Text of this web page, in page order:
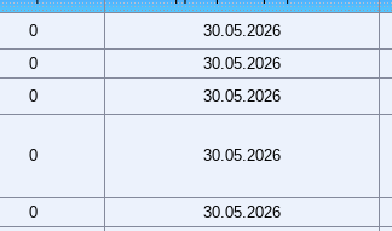
0 30.05.2026
0 30.05.2026
0 30.05.2026
0 30.05.2026
0 30.05.2026